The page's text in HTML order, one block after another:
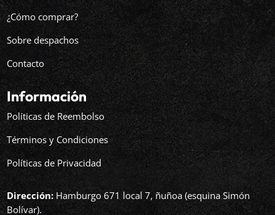
¿Cómo comprar?
Sobre despachos
Contacto
Información
Políticas de Reembolso
Términos y Condiciones
Políticas de Privacidad
Dirección: Hamburgo 671 local 7, ñuñoa (esquina Simón
Bolívar).